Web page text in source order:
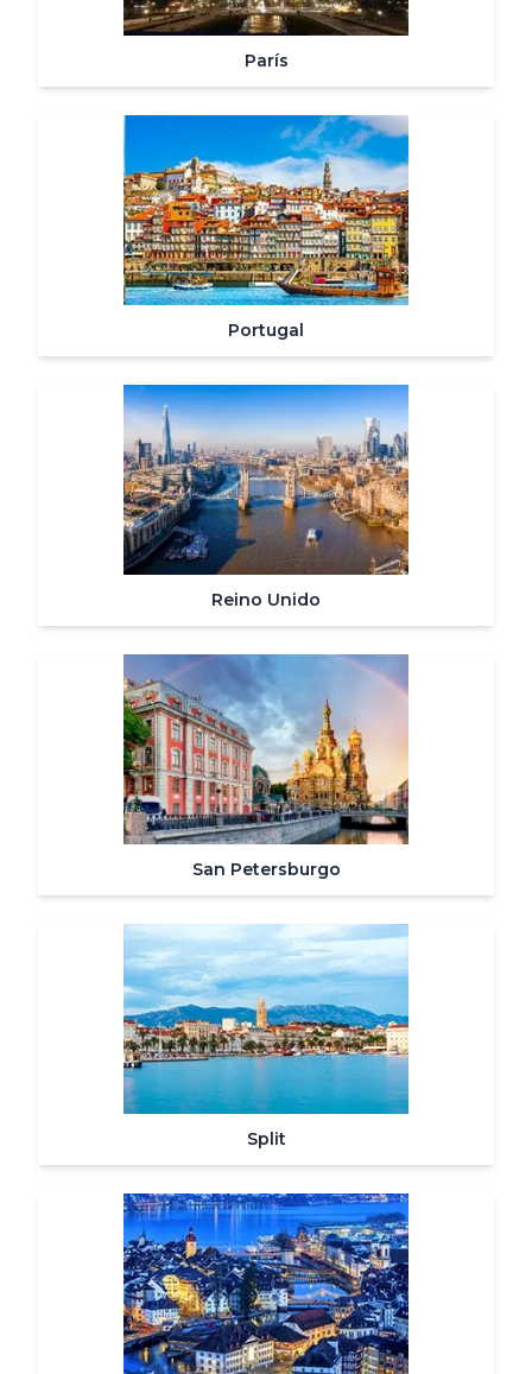
París
Portugal
Reino Unido
San Petersburgo
Split